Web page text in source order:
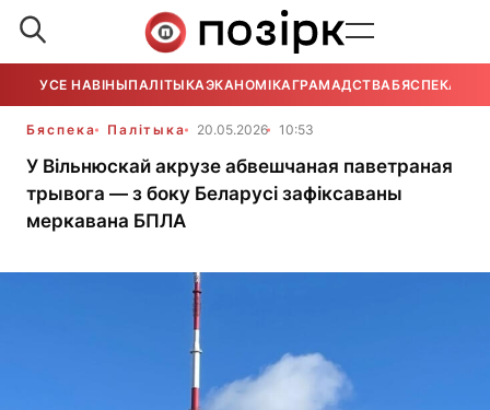
УСЕ НАВІНЫПАЛІТЫКАЭКАНОМІКАГРАМАДСТВАБЯСПЕКА
Бяспека Палітыка 20.05.2026 10:53
У Вільнюскай акрузе абвешчаная паветраная
трывога — з боку Беларусі зафіксаваны
меркавана БПЛА